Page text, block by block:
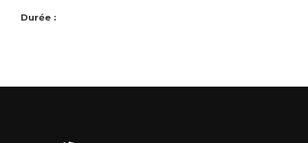
Durée :